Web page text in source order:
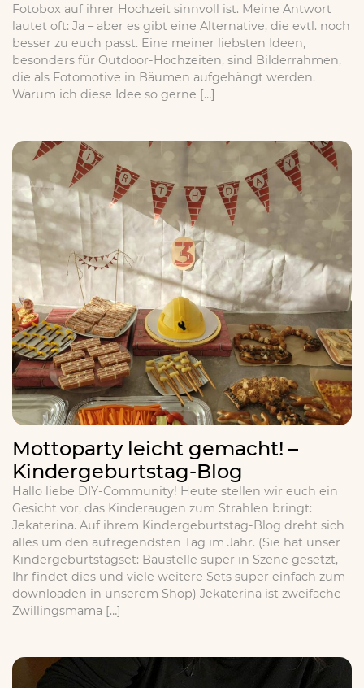
Fotobox auf ihrer Hochzeit sinnvoll ist. Meine Antwort
lautet oft: Ja – aber es gibt eine Alternative, die evtl. noch
besser zu euch passt. Eine meiner liebsten Ideen,
besonders für Outdoor-Hochzeiten, sind Bilderrahmen,
die als Fotomotive in Bäumen aufgehängt werden.
Warum ich diese Idee so gerne […]
Mottoparty leicht gemacht! –
Kindergeburtstag-Blog
Hallo liebe DIY-Community! Heute stellen wir euch ein
Gesicht vor, das Kinderaugen zum Strahlen bringt:
Jekaterina. Auf ihrem Kindergeburtstag-Blog dreht sich
alles um den aufregendsten Tag im Jahr. (Sie hat unser
Kindergeburtstagset: Baustelle super in Szene gesetzt,
Ihr findet dies und viele weitere Sets super einfach zum
downloaden in unserem Shop) Jekaterina ist zweifache
Zwillingsmama […]